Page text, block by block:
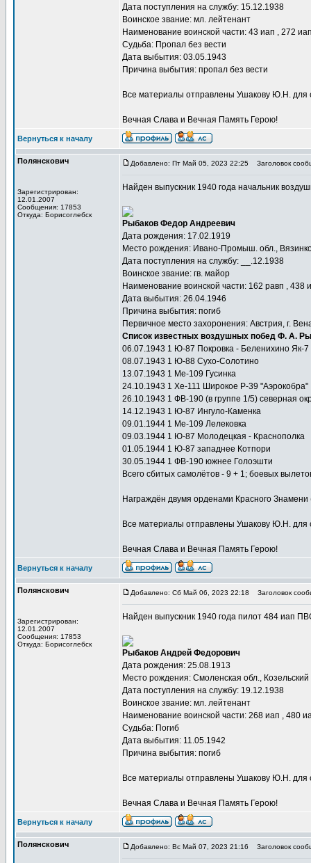
Дата поступления на службу: 15.12.1938
Воинское звание: мл. лейтенант
Наименование воинской части: 43 иап , 272
Судьба: Пропал без вести
Дата выбытия: 03.05.1943
Причина выбытия: пропал без вести
Все материалы отправлены Ушакову Ю.Н. для
Вечная Слава и Вечная Память Герою!
Вернуться к началу
Полянскович
Зарегистрирован:
12.01.2007
Сообщения: 17853
Откуда: Борисоглебск
Добавлено: Пт Май 05, 2023 22:25 Заголовок
Найден выпускник 1940 года начальник
Рыбаков Федор Андреевич
Дата рождения: 17.02.1919
Место рождения: Ивано-Промыш. обл.,
Дата поступления на службу: __.12.1938
Воинское звание: гв. майор
Наименование воинской части: 162 равп , 438
Дата выбытия: 26.04.1946
Причина выбытия: погиб
Первичное место захоронения: Австрия, г.
Список известных воздушных побед Ф. А.
06.07.1943 1 Ю-87 Покровка - Беленихино Як-7
08.07.1943 1 Ю-88 Сухо-Солотино
13.07.1943 1 Ме-109 Гусинка
24.10.1943 1 Хе-111 Широкое Р-39 "Аэрокобра"
26.10.1943 1 ФВ-190 (в группе 1/5) северная
14.12.1943 1 Ю-87 Ингуло-Каменка
09.01.1944 1 Ме-109 Лелековка
09.03.1944 1 Ю-87 Молодецкая - Краснополка
01.05.1944 1 Ю-87 западнее Котпори
30.05.1944 1 ФВ-190 южнее Голоэшти
Всего сбитых самолётов - 9 + 1; боевых
Награждён двумя орденами Красного
Все материалы отправлены Ушакову Ю.Н. для
Вечная Слава и Вечная Память Герою!
Вернуться к началу
Полянскович
Зарегистрирован:
12.01.2007
Сообщения: 17853
Откуда: Борисоглебск
Добавлено: Сб Май 06, 2023 22:18 Заголовок
Найден выпускник 1940 года пилот 484 иап
Рыбаков Андрей Федорович
Дата рождения: 25.08.1913
Место рождения: Смоленская обл.,
Дата поступления на службу: 19.12.1938
Воинское звание: мл. лейтенант
Наименование воинской части: 268 иап , 480
Судьба: Погиб
Дата выбытия: 11.05.1942
Причина выбытия: погиб
Все материалы отправлены Ушакову Ю.Н. для
Вечная Слава и Вечная Память Герою!
Вернуться к началу
Полянскович Добавлено: Вс Май 07, 2023 21:16 Заголовок